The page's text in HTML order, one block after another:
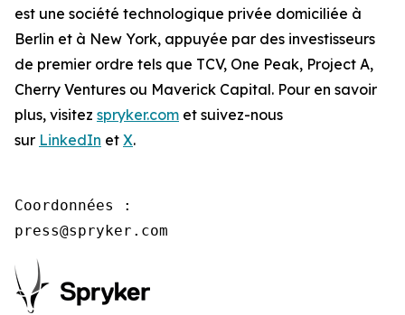
est une société technologique privée domiciliée à
Berlin et à New York, appuyée par des investisseurs
de premier ordre tels que TCV, One Peak, Project A,
Cherry Ventures ou Maverick Capital. Pour en savoir
plus, visitez spryker.com et suivez-nous
sur LinkedIn et X.
Coordonnées :
press@spryker.com